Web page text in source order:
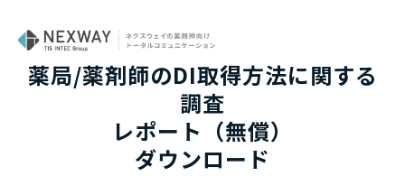
薬局/薬剤師のDI取得方法に関する
調査
レポート（無償）
ダウンロード